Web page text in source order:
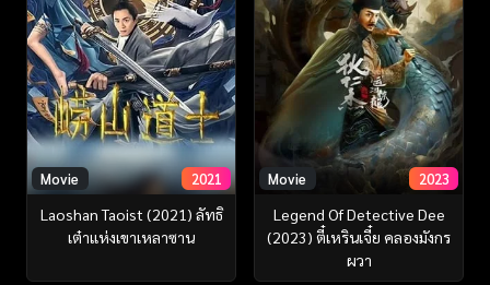
Movie 2021
Laoshan Taoist (2021) ลัทธิ
เต๋าแห่งเขาเหลาซาน
Movie 2023
Legend Of Detective Dee
(2023) ตี๋เหรินเจี๋ย คลองมังกร
ผวา